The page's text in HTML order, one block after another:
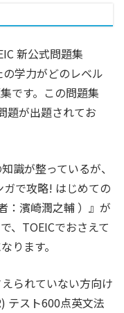
新公式問題集
学力がどのレベル
です。この問題集
題が出題されてお
識が整っているが、
で攻略! はじめての
：濱崎潤之輔 ）』が
、TOEICでおさえて
ります。
られていない方向け
テスト600点英文法